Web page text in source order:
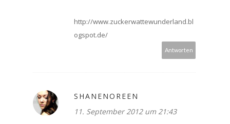
http://www.zuckerwattewunderland.bl
ogspot.de/
Antworten
SHANENOREEN
11. September 2012 um 21:43